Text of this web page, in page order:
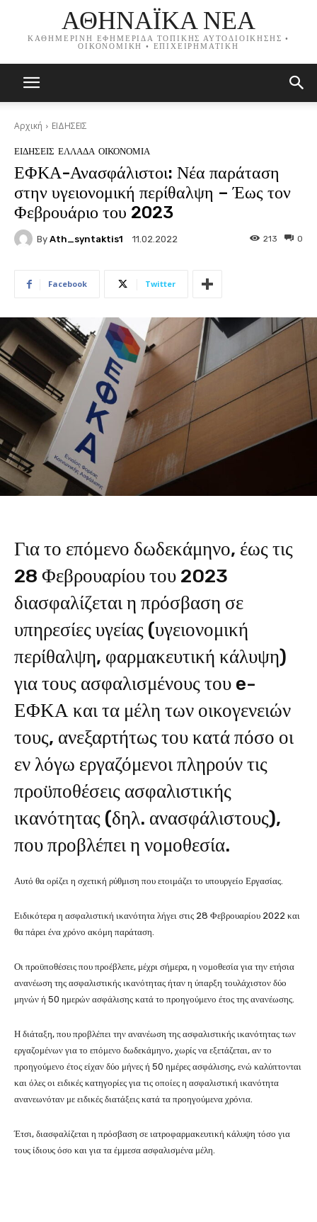
ΑΘΗΝΑΪΚΑ ΝΕΑ
ΚΑΘΗΜΕΡΙΝΗ ΕΦΗΜΕΡΙΔΑ ΤΟΠΙΚΗΣ ΑΥΤΟΔΙΟΙΚΗΣΗΣ •
ΟΙΚΟΝΟΜΙΚΗ • ΕΠΙΧΕΙΡΗΜΑΤΙΚΗ
Αρχική ΕΙΔΗΣΕΙΣ
ΕΙΔΗΣΕΙΣ ΕΛΛΑΔΑ ΟΙΚΟΝΟΜΙΑ
ΕΦΚΑ-Ανασφάλιστοι: Νέα παράταση
στην υγειονομική περίθαλψη – Έως τον
Φεβρουάριο του 2023
By Ath_syntaktis1 11.02.2022 0
213
Facebook Twitter
Για το επόμενο δωδεκάμηνο, έως τις
28 Φεβρουαρίου του 2023
διασφαλίζεται η πρόσβαση σε
υπηρεσίες υγείας (υγειονομική
περίθαλψη, φαρμακευτική κάλυψη)
για τους ασφαλισμένους του e-
ΕΦΚΑ και τα μέλη των οικογενειών
τους, ανεξαρτήτως του κατά πόσο οι
εν λόγω εργαζόμενοι πληρούν τις
προϋποθέσεις ασφαλιστικής
ικανότητας (δηλ. ανασφάλιστους),
που προβλέπει η νομοθεσία.
Αυτό θα ορίζει η σχετική ρύθμιση που ετοιμάζει το υπουργείο Εργασίας.
Ειδικότερα η ασφαλιστική ικανότητα λήγει στις 28 Φεβρουαρίου 2022 και
θα πάρει ένα χρόνο ακόμη παράταση.
Οι προϋποθέσεις που προέβλεπε, μέχρι σήμερα, η νομοθεσία για την ετήσια
ανανέωση της ασφαλιστικής ικανότητας ήταν η ύπαρξη τουλάχιστον δύο
μηνών ή 50 ημερών ασφάλισης κατά το προηγούμενο έτος της ανανέωσης.
Η διάταξη, που προβλέπει την ανανέωση της ασφαλιστικής ικανότητας των
εργαζομένων για το επόμενο δωδεκάμηνο, χωρίς να εξετάζεται, αν το
προηγούμενο έτος είχαν δύο μήνες ή 50 ημέρες ασφάλισης, ενώ καλύπτονται
και όλες οι ειδικές κατηγορίες για τις οποίες η ασφαλιστική ικανότητα
ανανεωνόταν με ειδικές διατάξεις κατά τα προηγούμενα χρόνια.
Έτσι, διασφαλίζεται η πρόσβαση σε ιατροφαρμακευτική κάλυψη τόσο για
τους ίδιους όσο και για τα έμμεσα ασφαλισμένα μέλη.